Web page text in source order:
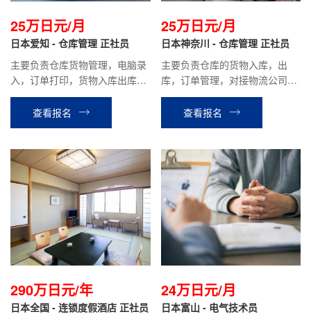
25万日元/月
日本爱知 - 仓库管理 正社员
主要负责仓库货物管理，电脑录
入，订单打印，货物入库出库，
打包发货等相关工作。
查看报名
25万日元/月
日本神奈川 - 仓库管理 正社员
主要负责仓库的货物入库，出
库，订单管理，对接物流公司等
工作。
查看报名
290万日元/年
日本全国 - 连锁度假酒店 正社员
24万日元/月
日本富山 - 电气技术员